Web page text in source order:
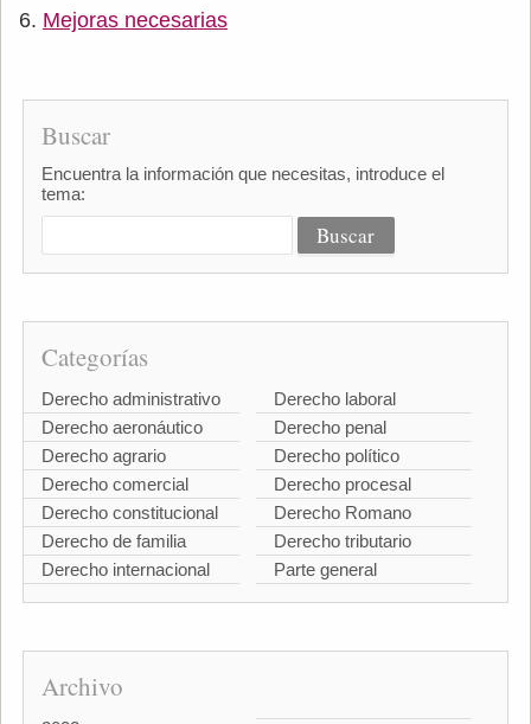
Mejoras necesarias
Buscar
Encuentra la información que necesitas, introduce el
tema:
Categorías
Derecho administrativo
Derecho aeronáutico
Derecho agrario
Derecho comercial
Derecho constitucional
Derecho de familia
Derecho internacional
Derecho laboral
Derecho penal
Derecho político
Derecho procesal
Derecho Romano
Derecho tributario
Parte general
Archivo